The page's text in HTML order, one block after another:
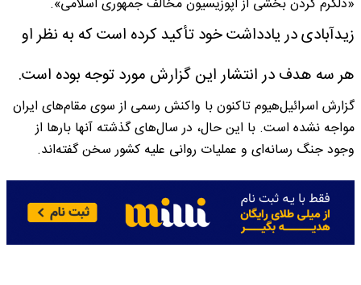
زیدآبادی در یادداشت خود تأکید کرده است که به نظر او
هر سه هدف در انتشار این گزارش مورد توجه بوده است.
گزارش اسرائیل‌هیوم تاکنون با واکنش رسمی از سوی مقام‌های ایران
مواجه نشده است. با این حال، در سال‌های گذشته آنها بارها از
وجود جنگ رسانه‌ای و عملیات روانی علیه کشور سخن گفته‌اند.